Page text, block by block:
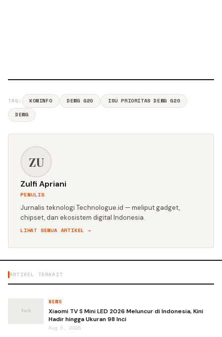
TAG: KOMINFO DEWG G20
ISU PRIORITAS DEWG G20
DEWG
ZU
Zulfi Apriani
PENULIS
Jurnalis teknologi Technologue.id — meliput gadget,
chipset, dan ekosistem digital Indonesia.
LIHAT SEMUA ARTIKEL →
ARTIKEL TERKAIT
NEWS
Xiaomi TV S Mini LED 2026 Meluncur di Indonesia, Kini
Hadir hingga Ukuran 98 Inci
Aug 6, 2026